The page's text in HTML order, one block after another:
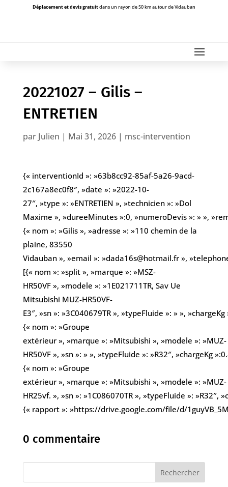
Déplacement et devis gratuitdans un rayon de 50 km autour de Vidauban
20221027 – Gilis –
ENTRETIEN
par Julien | Mai 31, 2026| msc-intervention
{« interventionId »: »63b8cc92-85af-5a26-9acd-
2c167a8ec0f8″, »date »: »2022-10-
27″, »type »: »ENTRETIEN », »technicien »: »Dol
Maxime », »dureeMinutes »:0, »numeroDevis »: » »,
{« nom »: »Gilis », »adresse »: »110 chemin de la
plaine, 83550
Vidauban », »email »: »dada16s@hotmail.fr »,
[{« nom »: »split », »marque »: »MSZ-
HR50VF », »modele »: »1E021711TR, Sav Ue
Mitsubishi MUZ-HR50VF-
E3″, »sn »: »3C040679TR », »typeFluide »: » », »chargeKg
{« nom »: »Groupe
extérieur », »marque »: »Mitsubishi », »modele »: »MUZ-
HR50VF », »sn »: » », »typeFluide »: »R32″, »chargeKg
{« nom »: »Groupe
extérieur », »marque »: »Mitsubishi », »modele »: »MUZ-
HR25vf. », »sn »: »1C086070TR », »typeFluide »: »R32″,
{« rapport »: »https://drive.google.com/file/d/
0 commentaire
Rechercher